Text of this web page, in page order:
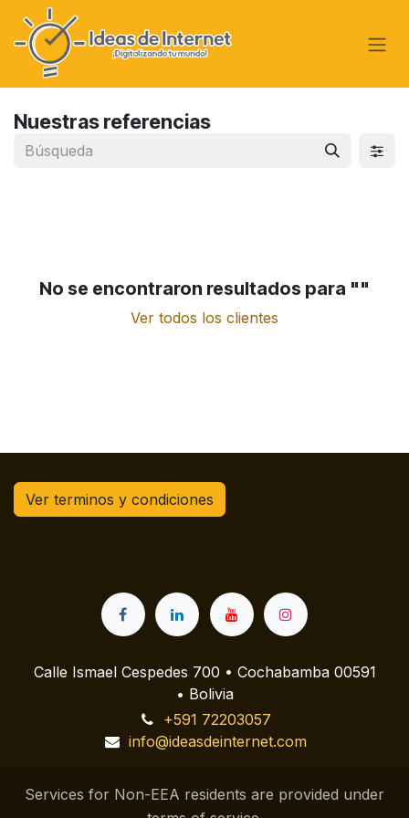
Ir al contenido
Nuestras referencias
No se encontraron resultados para ""
Ver todos los clientes
Ver terminos y condiciones
Calle Ismael Cespedes 700 • Cochabamba 00591
• Bolivia
+591 72203057
info@ideasdeinternet.com
Services for Non-EEA residents are provided under